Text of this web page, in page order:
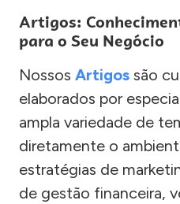
Artigos:
para o Seu Negócio
Nossos Artigos são
elaborados por
ampla variedade de
diretamente o
estratégias de
de gestão financeira,